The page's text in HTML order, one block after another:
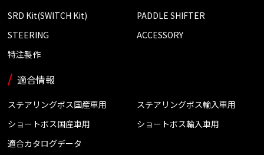
SRD Kit(SWITCH Kit)
PADDLE SHIFTER
STEERING
ACCESSORY
特注製作
適合情報
ステアリングボス国産車用
ステアリングボス輸入車用
ショートボス国産車用
ショートボス輸入車用
適合カタログデータ